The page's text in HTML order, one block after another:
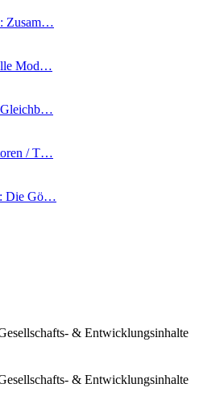
Zusam…
Mod…
Gleichb…
/ T…
Die Gö…
& Entwicklungsinhalte
& Entwicklungsinhalte